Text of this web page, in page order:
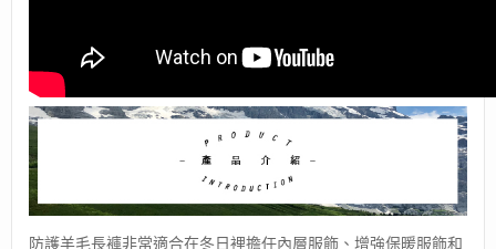
防護羊毛長褲非常適合在冬日裡擔任內層服飾、增強保暖服飾和